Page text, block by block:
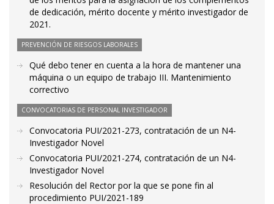
de dedicación, mérito docente y mérito investigador de
2021.
PREVENCIÓN DE RIESGOS LABORALES
Qué debo tener en cuenta a la hora de mantener una
máquina o un equipo de trabajo III. Mantenimiento
correctivo
CONVOCATORIAS DE PERSONAL INVESTIGADOR
Convocatoria PUI/2021-273, contratación de un N4-
Investigador Novel
Convocatoria PUI/2021-274, contratación de un N4-
Investigador Novel
Resolución del Rector por la que se pone fin al
procedimiento PUI/2021-189